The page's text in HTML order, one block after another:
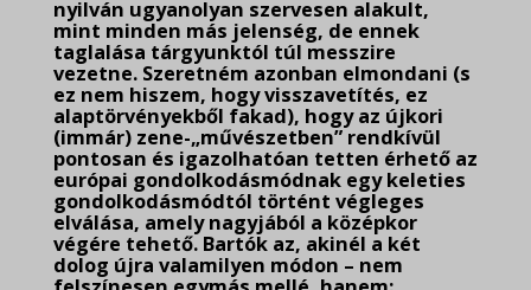
nyilván ugyanolyan szervesen alakult,
mint minden más jelenség, de ennek
taglalása tárgyunktól túl messzire
vezetne. Szeretném azonban elmondani (s
ez nem hiszem, hogy visszavetítés, ez
alaptörvényekből fakad), hogy az újkori
(immár) zene-„művészetben” rendkívül
pontosan és igazolhatóan tetten érhető az
európai gondolkodásmódnak egy keleties
gondolkodásmódtól történt végleges
elválása, amely nagyjából a középkor
végére tehető. Bartók az, akinél a két
dolog újra valamilyen módon – nem